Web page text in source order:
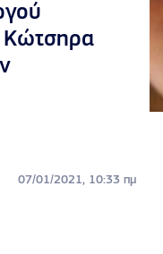
Κώτσηρα
07/01/2021, 10:33 πμ